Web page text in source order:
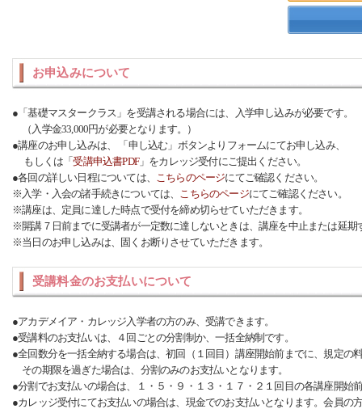
お申込みについて
●「基礎マスタークラス」を受講される場合には、入学申し込みが必要です。
（入学金33,000円が必要となります。）
●講座のお申し込みは、 「申し込む」ボタンよりフォームにてお申し込み、
もしくは「受講申込書PDF」をカレッジ受付にご提出ください。
●各回の詳しい日程については、 こちらのページにてご確認ください。
※入学・入会の諸手続きについては、 こちらのページにてご確認ください。
※講座は、定員に達した時点で受付を締め切らせていただきます。
※開講７日前までに受講者が一定数に達しないときは、講座を中止または延期
※当日のお申し込みは、固くお断りさせていただきます。
受講料金のお支払いについて
●アカデメイア・カレッジ入学者の方のみ、受講できます。
●受講料のお支払いは、４回ごとの分割制か、一括全納制です。
●全回数分を一括全納する場合は、初回（１回目）講座開始前までに、規定の
その期限を過ぎた場合は、分割のみのお支払いとなります。
●分割でお支払いの場合は、１・５・９・１３・１７・２１回目の各講座開始
●カレッジ受付にてお支払いの場合は、現金でのお支払いとなります。会員の